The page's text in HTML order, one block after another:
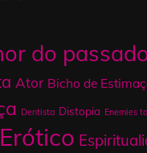
do
Ator Bicho de
Dentista Distopia Enemies
Erótico